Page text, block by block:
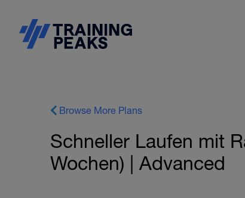
Browse More Plans
Schneller Laufen mit
Wochen) | Advanced